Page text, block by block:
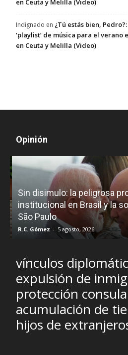
en Ceuta y Melilla (Video)
Indignado en ¿Tú estás bien,
‘playlist’ de música para el
en Ceuta y Melilla (Video)
Opinión
Sin disimulo: la peligrosa
institucional en Brasil y la
São Paulo
R.C. Gómez 5 agosto, 2026
vínculos
expulsión de
protección
acumulación de
hijos de